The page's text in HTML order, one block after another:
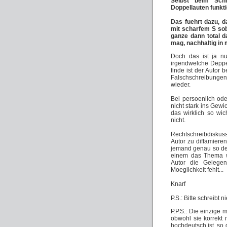
Doppellauten
Das fuehrt dazu,
mit scharfem S
ganze dann total
mag, nachhaltig in
Doch das ist ja
irgendwelche
finde ist der Autor
wieder.
Bei persoenlich
nicht stark ins
das wirklich so
nicht.
Autor zu
jemand genau so
einem das Thema
Autor die
Moeglichkeit fehlt...
Knarf
P.S.: Bitte schreibt
P.P.S.: Die einzige
obwohl sie korrekt
hochdeutsch ist, so